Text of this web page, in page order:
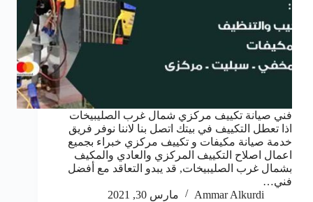
فني صيانة تكييف مركزي شمال غرب الصليبيخات
اذا تعطل التكييف في بيتك اتصل بنا لاننا نوفر فريق
خدمة صيانة مكيفات و تكييف مركزي خبراء بجميع
اعمال اصلاح التكييف المركزي والعادي والمكيف
بشمال غرب الصليبيخات, قد يبدو التعاقد مع أفضل
فني…
Ammar Alkurdi
مارس 30, 2021